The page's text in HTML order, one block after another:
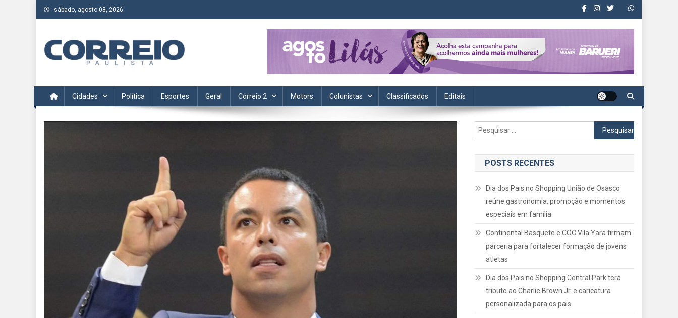
Skip
to
sábado, agosto 08, 2026
Acompanhe as últimas notícias da região no Correio Paulista. Informação, política, saúde, economia, esportes e cotidiano.
Cidades Política Esportes Geral Correio 2 Motors Colunistas Classificados Editais
Pesquisar
por:
POSTS RECENTES
Dia dos Pais no Shopping União de Osasco
reúne gastronomia, promoção e momentos
especiais em família
Continental Basquete e COC Vila Yara firmam
parceria para fortalecer formação de jovens
atletas
Dia dos Pais no Shopping Central Park terá
tributo ao Charlie Brown Jr. e caricatura
personalizada para os pais